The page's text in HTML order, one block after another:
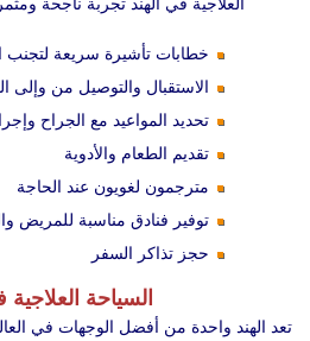
خطابات تأشيرة سريعة لتجنب
الاستقبال والتوصيل من وإلى
تحديد المواعيد مع الجراح
تقديم الطعام والأدوية
مترجمون لغويون عند الحاجة
توفير فنادق مناسبة للمريض
حجز تذاكر السفر
السياحة العلاجية
تعد الهند واحدة من أفضل الوجهات في